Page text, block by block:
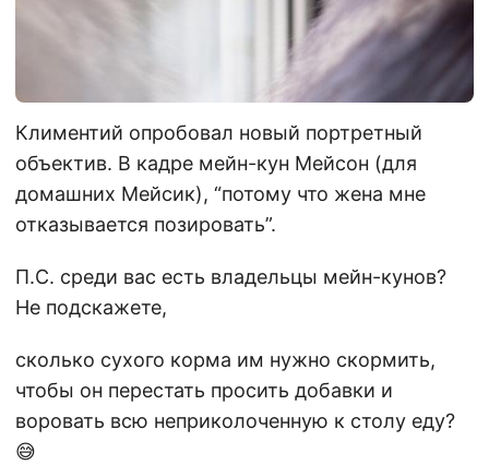
Климентий опробовал новый портретный
объектив. В кадре мейн-кун Мейсон (для
домашних Мейсик), “потому что жена мне
отказывается позировать”.
П.С. среди вас есть владельцы мейн-кунов?
Не подскажете,
сколько сухого корма им нужно скормить,
чтобы он перестать просить добавки и
воровать всю неприколоченную к столу еду?
😅